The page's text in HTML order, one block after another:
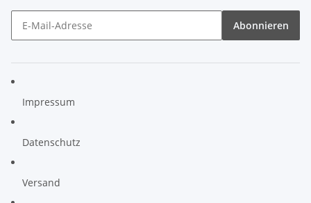
Abonnieren
Impressum
Datenschutz
Versand